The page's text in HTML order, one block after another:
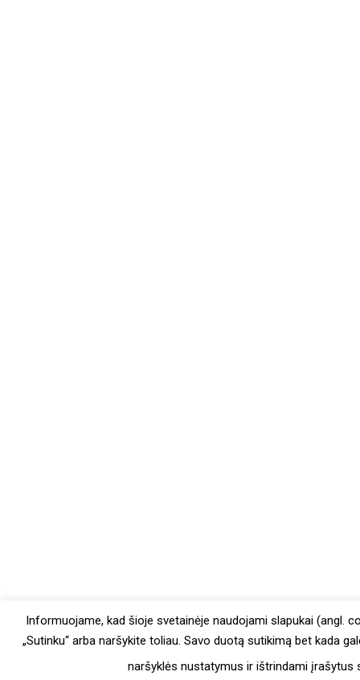
Informuojame, kad šioje svetainėje naudojami slapukai (angl.
„Sutinku“ arba naršykite toliau. Savo duotą sutikimą bet kada
naršyklės nustatymus ir ištrindami įrašytus